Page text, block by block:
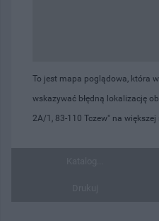
To jest mapa poglądowa, która
wskazywać błędną lokalizację
2A/1, 83-110 Tczew" na większej